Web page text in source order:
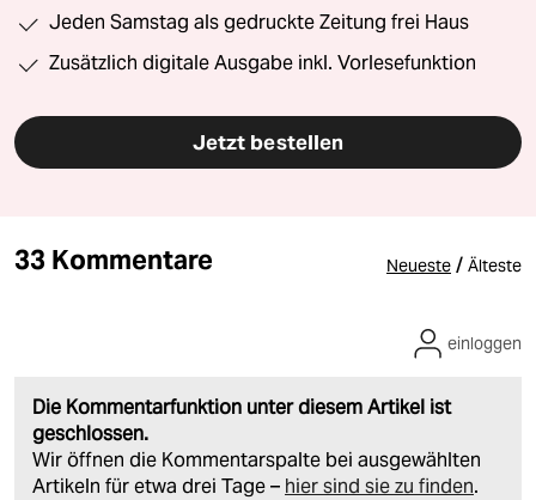
Jeden Samstag als gedruckte Zeitung frei Haus
Zusätzlich digitale Ausgabe inkl. Vorlesefunktion
Jetzt bestellen
33 Kommentare Neueste / Älteste
Die Kommentarfunktion unter diesem Artikel ist
geschlossen.
Wir öffnen die Kommentarspalte bei ausgewählten
Artikeln für etwa drei Tage – hier sind sie zu finden.
einloggen